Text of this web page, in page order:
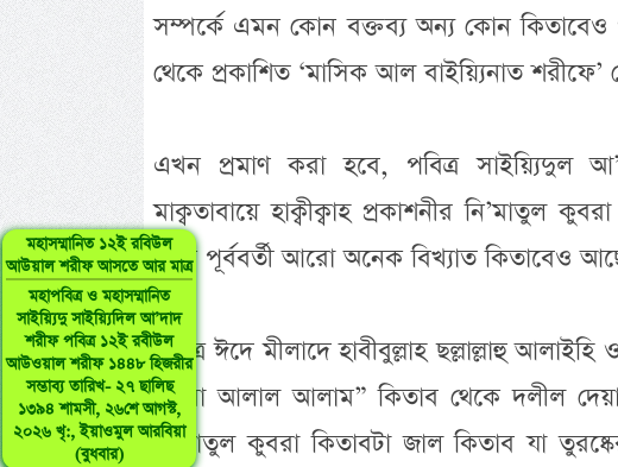
মহাসম্মানিত ১২ই রবিউল
আউয়াল শরীফ আসতে আর মাত্র
মহাপবিত্র ও মহাসম্মানিত
সাইয়্যিদু সাইয়্যিদিল আ’দাদ
শরীফ পবিত্র ১২ই রবীউল
আউওয়াল শরীফ ১৪৪৮ হিজরীর
সম্ভাব্য তারিখ- ২৭ ছালিছ
১৩৯৪ শামসী, ২৬শে আগস্ট,
২০২৬ খৃ:, ইয়াওমুল আরবিয়া
(বুধবার)
সম্পর্কে এমন কোন বক্তব্য অন্য কোন কিতাবেও
থেকে প্রকাশিত ‘মাসিক আল বাইয়্যিনাত শরীফে’
এখন প্রমাণ করা হবে, পবিত্র সাইয়্যিদুল
মাক্বতাবায়ে হাক্বীক্বাহ প্রকাশনীর
নাকি পূর্ববর্তী আরো অনেক বিখ্যাত কিতাবেও
পবিত্র ঈদে মীলাদে হাবীবুল্লাহ ছল্লাল্লাহু
কুবরা আলাল আলাম” কিতাব থেকে দলীল দেয়া
নি’মাতুল কুবরা কিতাবটা জাল কিতাব যা